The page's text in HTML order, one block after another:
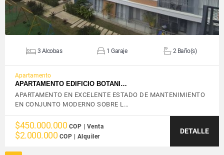
3 Alcobas 1 Garaje 2 Baño(s)
Apartamento
APARTAMENTO EDIFICIO BOTANI…
APARTAMENTO EN EXCELENTE ESTADO DE MANTENIMIENTO
EN CONJUNTO MODERNO SOBRE L…
$450.000.000 COP | Venta
$2.000.000 COP | Alquiler
DETALLE